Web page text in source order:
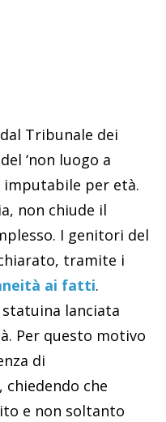
Tribunale dei
‘non luogo a
imputabile per età.
non chiude il
I genitori del
tramite i
ai fatti.
lanciata
Per questo motivo
di
che
e non soltanto